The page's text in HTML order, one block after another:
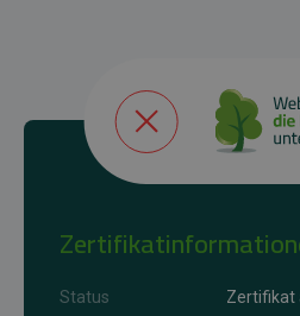
Status
Zertifikat